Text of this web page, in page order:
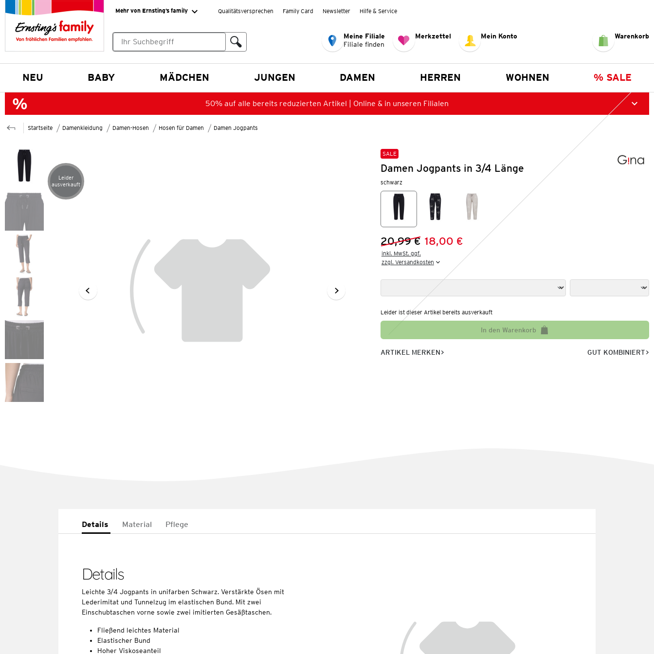
Mehr von Ernsting’s family Qualitätsversprechen Family Card Newsletter Hilfe & Service
Meine Filiale
Filiale finden
Merkzettel Mein Konto Warenkorb
NEU BABY MÄDCHEN JUNGEN DAMEN HERREN WOHNEN % SALE
50% auf alle bereits reduzierten Artikel | Online & in unseren Filialen
Startseite Damenkleidung Damen-Hosen Hosen für Damen Damen Jogpants
Artikel leider ausverkauft
Leider
ausverkauft
SALE
Damen Jogpants in 3/4 Länge
schwarz
Vorheriger Preis:
20,99 €
Neuer Preis:18,00 €
inkl. MwSt. ggf.
zzgl. Versandkosten
Leider ist dieser Artikel bereits ausverkauft
In den Warenkorb
ARTIKEL MERKEN GUT KOMBINIERT
Details Material Pflege
Details
Leichte 3/4 Jogpants in unifarben Schwarz. Verstärkte Ösen mit
Lederimitat und Tunnelzug im elastischen Bund. Mit zwei
Einschubtaschen vorne sowie zwei imitierten Gesäßtaschen.
Fließend leichtes Material
Elastischer Bund
Hoher Viskoseanteil